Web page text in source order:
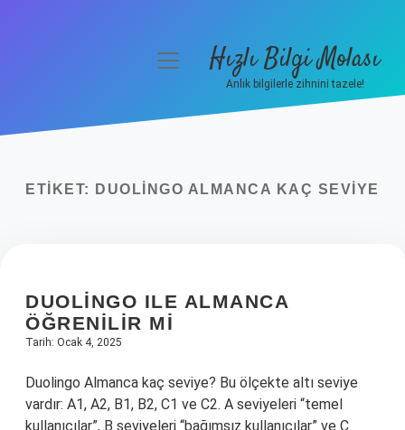
Yasal Uyarı
menüyüHızlı Bilgi Molası
Anlık bilgilerle zihnini tazele!
ETIKET: DUOLINGO ALMANCA KAÇ SEVIYE
DUOLINGO ILE ALMANCA
ÖĞRENILIR MI
Tarih: Ocak 4, 2025
Duolingo Almanca kaç seviye? Bu ölçekte altı seviye
vardır: A1, A2, B1, B2, C1 ve C2. A seviyeleri “temel
kullanıcılar”, B seviyeleri “bağımsız kullanıcılar” ve C